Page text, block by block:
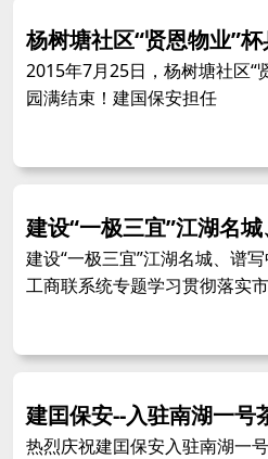
杨树塘社区“贤恩物业”
2015年7月25日，杨树塘社区“
园满结束！建国保安担任
建设“一极三宜”江湖名
建设“一极三宜”江湖名城、谱
工商联系统专题学习贯彻落实市
建囯保安--入驻南湖一号
热烈庆祝建囯保安入驻南湖一